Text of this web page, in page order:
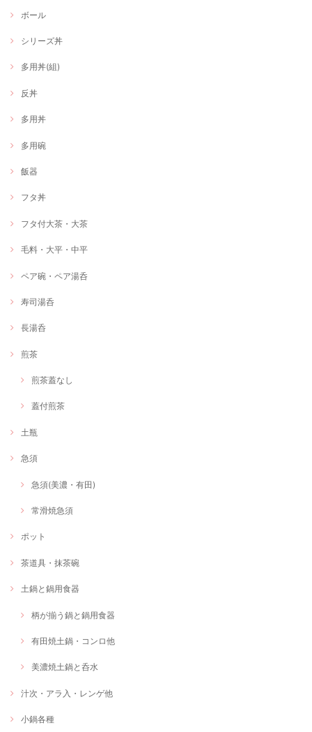
ボール
シリーズ丼
多用丼(組)
反丼
多用丼
多用碗
飯器
フタ丼
フタ付大茶・大茶
毛料・大平・中平
ペア碗・ペア湯呑
寿司湯呑
長湯呑
煎茶
煎茶蓋なし
蓋付煎茶
土瓶
急須
急須(美濃・有田)
常滑焼急須
ポット
茶道具・抹茶碗
土鍋と鍋用食器
柄が揃う鍋と鍋用食器
有田焼土鍋・コンロ他
美濃焼土鍋と呑水
汁次・アラ入・レンゲ他
小鍋各種